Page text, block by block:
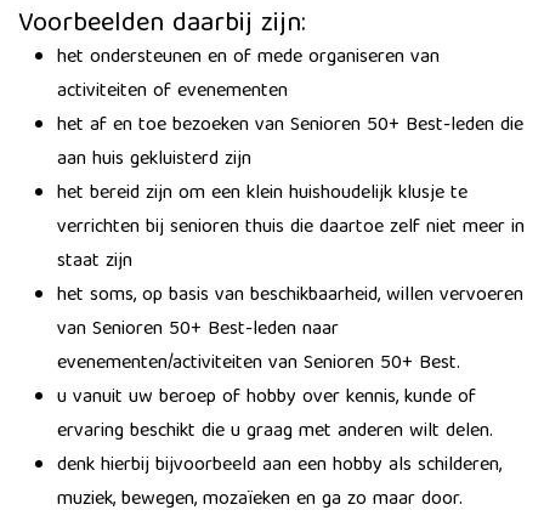
Voorbeelden daarbij zijn:
het ondersteunen en of mede organiseren van
activiteiten of evenementen
het af en toe bezoeken van Senioren 50+ Best-leden die
aan huis gekluisterd zijn
het bereid zijn om een klein huishoudelijk klusje te
verrichten bij senioren thuis die daartoe zelf niet meer in
staat zijn
het soms, op basis van beschikbaarheid, willen vervoeren
van Senioren 50+ Best-leden naar
evenementen/activiteiten van Senioren 50+ Best.
u vanuit uw beroep of hobby over kennis, kunde of
ervaring beschikt die u graag met anderen wilt delen.
denk hierbij bijvoorbeeld aan een hobby als schilderen,
muziek, bewegen, mozaïeken en ga zo maar door.